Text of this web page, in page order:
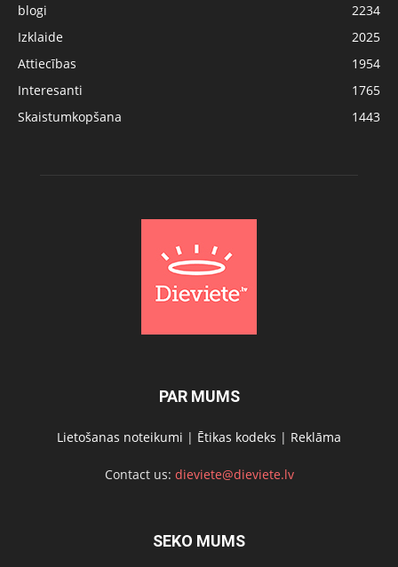
blogi
2234
Izklaide
2025
Attiecības
1954
Interesanti
1765
Skaistumkopšana
1443
PAR MUMS
Lietošanas noteikumi | Ētikas kodeks | Reklāma
Contact us: dieviete@dieviete.lv
SEKO MUMS